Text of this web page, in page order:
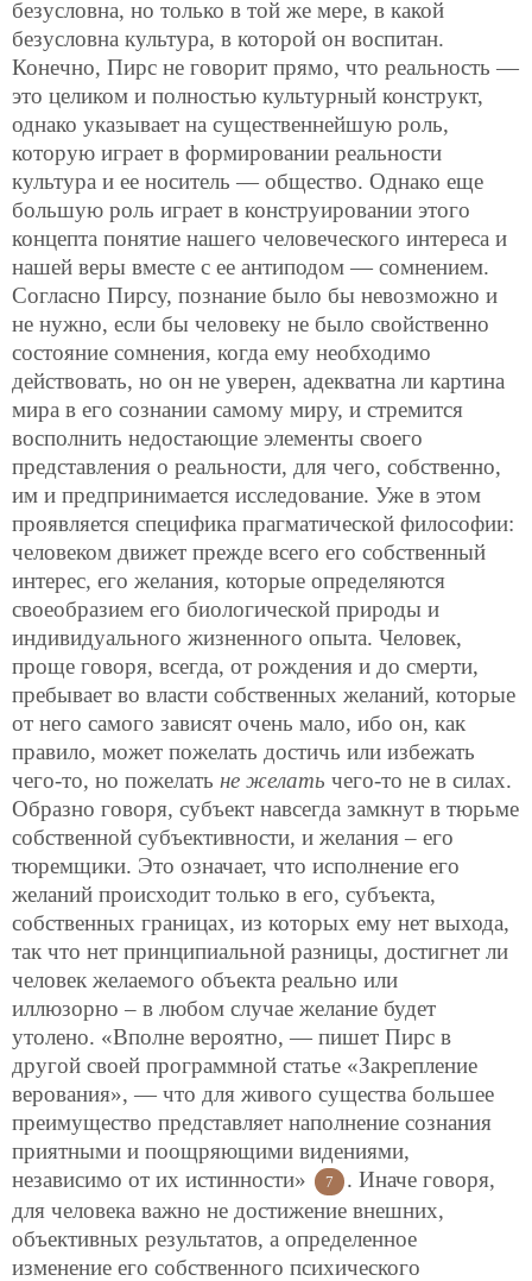
безусловна, но только в той же мере, в какой
безусловна культура, в которой он воспитан.
Конечно, Пирс не говорит прямо, что реальность —
это целиком и полностью культурный конструкт,
однако указывает на существеннейшую роль,
которую играет в формировании реальности
культура и ее носитель — общество. Однако еще
большую роль играет в конструировании этого
концепта понятие нашего человеческого интереса и
нашей веры вместе с ее антиподом — сомнением.
Согласно Пирсу, познание было бы невозможно и
не нужно, если бы человеку не было свойственно
состояние сомнения, когда ему необходимо
действовать, но он не уверен, адекватна ли картина
мира в его сознании самому миру, и стремится
восполнить недостающие элементы своего
представления о реальности, для чего, собственно,
им и предпринимается исследование. Уже в этом
проявляется специфика прагматической философии:
человеком движет прежде всего его собственный
интерес, его желания, которые определяются
своеобразием его биологической природы и
индивидуального жизненного опыта. Человек,
проще говоря, всегда, от рождения и до смерти,
пребывает во власти собственных желаний, которые
от него самого зависят очень мало, ибо он, как
правило, может пожелать достичь или избежать
чего-то, но пожелать не желать чего-то не в силах.
Образно говоря, субъект навсегда замкнут в тюрьме
собственной субъективности, и желания – его
тюремщики. Это означает, что исполнение его
желаний происходит только в его, субъекта,
собственных границах, из которых ему нет выхода,
так что нет принципиальной разницы, достигнет ли
человек желаемого объекта реально или
иллюзорно – в любом случае желание будет
утолено. «Вполне вероятно, — пишет Пирс в
другой своей программной статье «Закрепление
верования», — что для живого существа большее
преимущество представляет наполнение сознания
приятными и поощряющими видениями,
независимо от их истинности»
7
. Иначе говоря,
для человека важно не достижение внешних,
объективных результатов, а определенное
изменение его собственного психического